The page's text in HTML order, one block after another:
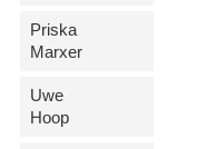
Priska
Marxer
Uwe
Hoop